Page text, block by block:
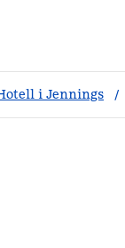
i Jennings /